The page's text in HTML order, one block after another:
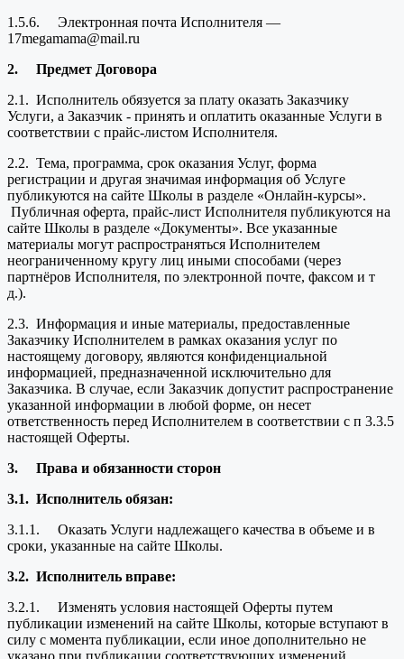
1.5.6. Электронная почта Исполнителя —
17megamama@mail.ru
2. Предмет Договора
2.1. Исполнитель обязуется за плату оказать Заказчику
Услуги, а Заказчик - принять и оплатить оказанные Услуги в
соответствии с прайс-листом Исполнителя.
2.2. Тема, программа, срок оказания Услуг, форма
регистрации и другая значимая информация об Услуге
публикуются на сайте Школы в разделе «Онлайн-курсы».
Публичная оферта, прайс-лист Исполнителя публикуются на
сайте Школы в разделе «Документы». Все указанные
материалы могут распространяться Исполнителем
неограниченному кругу лиц иными способами (через
партнёров Исполнителя, по электронной почте, факсом и т
д.).
2.3. Информация и иные материалы, предоставленные
Заказчику Исполнителем в рамках оказания услуг по
настоящему договору, являются конфиденциальной
информацией, предназначенной исключительно для
Заказчика. В случае, если Заказчик допустит распространение
указанной информации в любой форме, он несет
ответственность перед Исполнителем в соответствии с п 3.3.5
настоящей Оферты.
3. Права и обязанности сторон
3.1. Исполнитель обязан:
3.1.1. Оказать Услуги надлежащего качества в объеме и в
сроки, указанные на сайте Школы.
3.2. Исполнитель вправе:
3.2.1. Изменять условия настоящей Оферты путем
публикации изменений на сайте Школы, которые вступают в
силу с момента публикации, если иное дополнительно не
указано при публикации соответствующих изменений.